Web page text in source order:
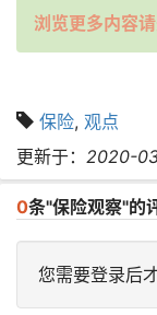
浏览更多内容请
保险, 观点
更新于： 2020-
0条"保险观察"的
您需要登录后